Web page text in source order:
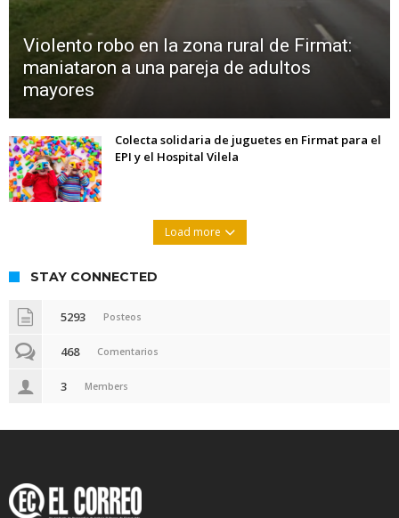
Violento robo en la zona rural de Firmat:
maniataron a una pareja de adultos
mayores
Colecta solidaria de juguetes en Firmat para el
EPI y el Hospital Vilela
Load more
STAY CONNECTED
5293 Posteos
468 Comentarios
3 Members